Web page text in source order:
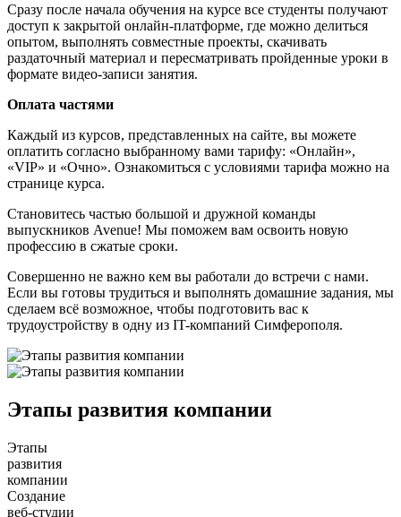
Сразу после начала обучения на курсе все студенты получают
доступ к закрытой онлайн-платформе, где можно делиться
опытом, выполнять совместные проекты, скачивать
раздаточный материал и пересматривать пройденные уроки в
формате видео-записи занятия.
Оплата частями
Каждый из курсов, представленных на сайте, вы можете
оплатить согласно выбранному вами тарифу: «Онлайн»‎,
«VIP» и «Очно»‎‎. Ознакомиться с условиями тарифа можно на
странице курса.
Становитесь частью большой и дружной команды
выпускников Avenue! Мы поможем вам освоить новую
профессию в сжатые сроки.
Совершенно не важно кем вы работали до встречи с нами.
Если вы готовы трудиться и выполнять домашние задания, мы
сделаем всё возможное, чтобы подготовить вас к
трудоустройству в одну из IT-компаний Симферополя.
Этапы развития компании
Этапы
развития
компании
Cоздание
веб-студии